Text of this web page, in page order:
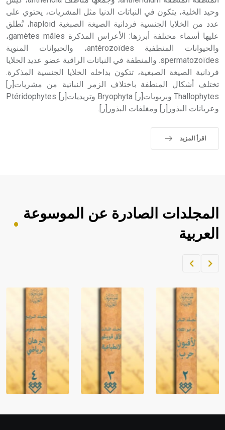
- هل تعلم أن أبجر Abgar اسم معروف جيداً يعود إلى عدد من
الملوك الذين حكموا مدينة إديسا (الرها) من أبجر الأول وحتى
التاسع، وهم ينتسبون إلى أسرة أوسروين
- هل تعلم أن الأبجدية الكنعانية تتألف من /22/ علامة كتابية
sign تكتب منفصلة غير متصلة، وتعتمد المبدأ الأكوروفوني،
وحيد الخلية، يتكون في النباتات الدنيا مثل المشريات، يحتوي على
عدد من الخلايا الجنسية فردانية الصيغة الصبغية haploid، تُطلق
عليها أسماء مختلفة أبرزها: الأعراس المذكرة gamètes mâles،
والحيوانات المنطفية antérozoïdes، والحيوانات المنوية
spermatozoïdes. والمنطفة في النباتات الراقية عضو عديد الخلايا
فردانية الصيغة الصبغية، تتكون بداخله الخلايا الجنسية المذكرة.
تختلف أشكال المنطفة باختلاف الزمر النباتية من مشريات[ر]
Thallophytes وبريويات[ر] Bryophyta وتريديات[ر] Ptéridophytes
وعريانات البذور[ر] ومغلفات البذور[ر].
اقرأ المزيد
المجلدات الصادرة عن الموسوعة
العربية